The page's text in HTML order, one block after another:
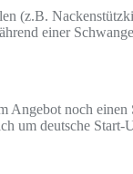
(z.B.
einer
noch
um deutsche